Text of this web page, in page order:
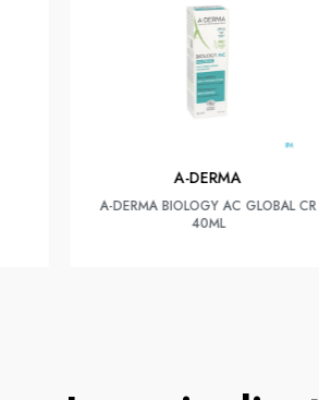
A-DERMA
A-DERMA BIOLOGY AC GLOBAL CR
40ML